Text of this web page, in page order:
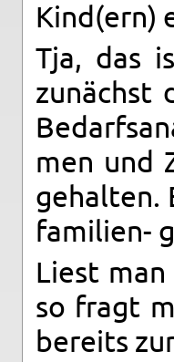
Kind(ern)
Tja, das
zunächst
men und
gehal­ten.
fam­i­lien-
Liest
so fragt
bere­its